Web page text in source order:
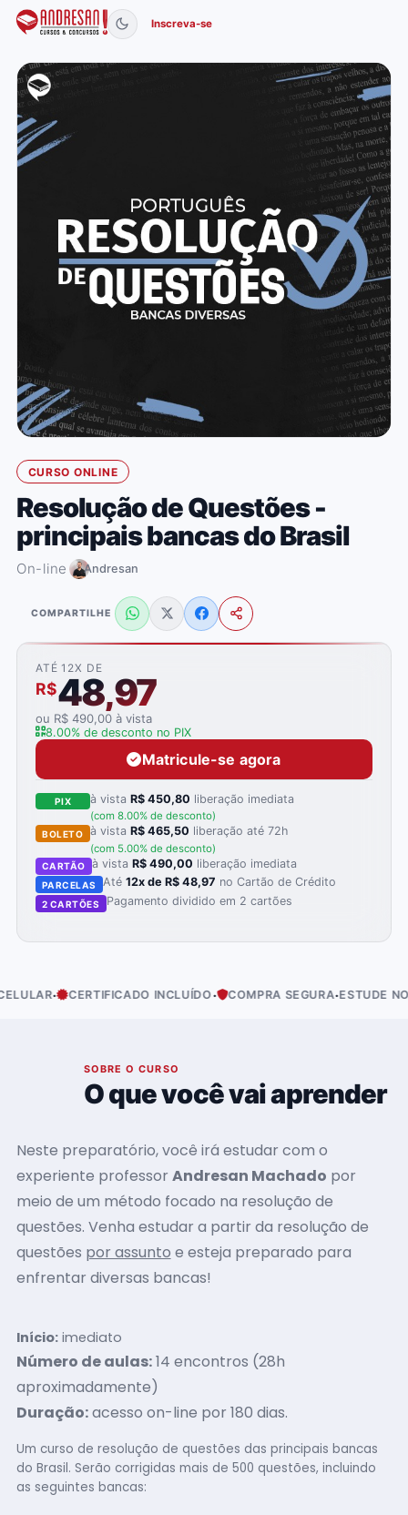
Inscreva-se
CURSO ONLINE
Resolução de Questões -
principais bancas do Brasil
On-line Andresan
COMPARTILHE
ATÉ 12X DE
R$48,97
ou R$ 490,00 à vista
8.00% de desconto no PIX
Matricule-se agora
PIX à vistaR$ 450,80 liberação imediata
(com 8.00% de desconto)
BOLETO à vistaR$ 465,50 liberação até 72h
(com 5.00% de desconto)
CARTÃO à vista R$ 490,00 liberação imediata
PARCELAS Até12x de R$ 48,97 no Cartão de Crédito
2 CARTÕES Pagamento dividido em 2 cartões
· CERTIFICADO INCLUÍDO· COMPRA SEGURA·ESTUDE NO
SOBRE O CURSO
O que você vai aprender
Neste preparatório, você irá estudar com o
experiente professor Andresan Machado por
meio de um método focado na resolução de
questões. Venha estudar a partir da resolução de
questões por assunto e esteja preparado para
enfrentar diversas bancas!
Início:imediato
Número de aulas:14 encontros (28h
aproximadamente)
Duração:acesso on-line por 180 dias.
Um curso de resolução de questões das principais bancas
do Brasil. Serão corrigidas mais de 500 questões, incluindo
as seguintes bancas: